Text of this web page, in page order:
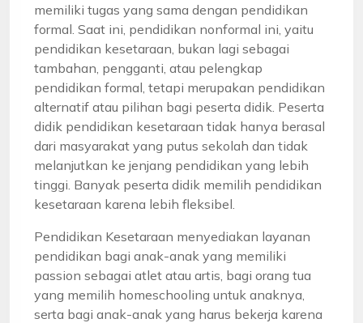
memiliki tugas yang sama dengan pendidikan
formal. Saat ini, pendidikan nonformal ini, yaitu
pendidikan kesetaraan, bukan lagi sebagai
tambahan, pengganti, atau pelengkap
pendidikan formal, tetapi merupakan pendidikan
alternatif atau pilihan bagi peserta didik. Peserta
didik pendidikan kesetaraan tidak hanya berasal
dari masyarakat yang putus sekolah dan tidak
melanjutkan ke jenjang pendidikan yang lebih
tinggi. Banyak peserta didik memilih pendidikan
kesetaraan karena lebih fleksibel.
Pendidikan Kesetaraan menyediakan layanan
pendidikan bagi anak-anak yang memiliki
passion sebagai atlet atau artis, bagi orang tua
yang memilih homeschooling untuk anaknya,
serta bagi anak-anak yang harus bekerja karena